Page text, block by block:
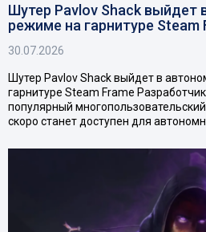
Шутер Pavlov Shack выйдет
режиме на гарнитуре Steam
30.07.2026
Шутер Pavlov Shack выйдет в
гарнитуре Steam Frame
популярный
скоро станет доступен для